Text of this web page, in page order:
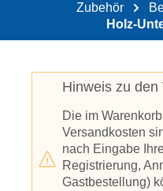
Zubehör
Holz-
Hinweis zu den
Die im
Versandkosten
nach Eingabe
Registrierung,
Gastbestellung)